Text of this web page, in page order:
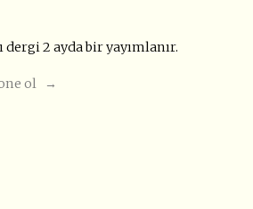
dergi 2 ayda bir yayımlanır.
ol →